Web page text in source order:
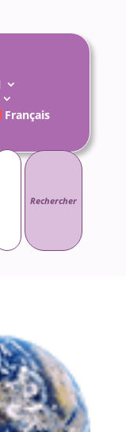
Français
: